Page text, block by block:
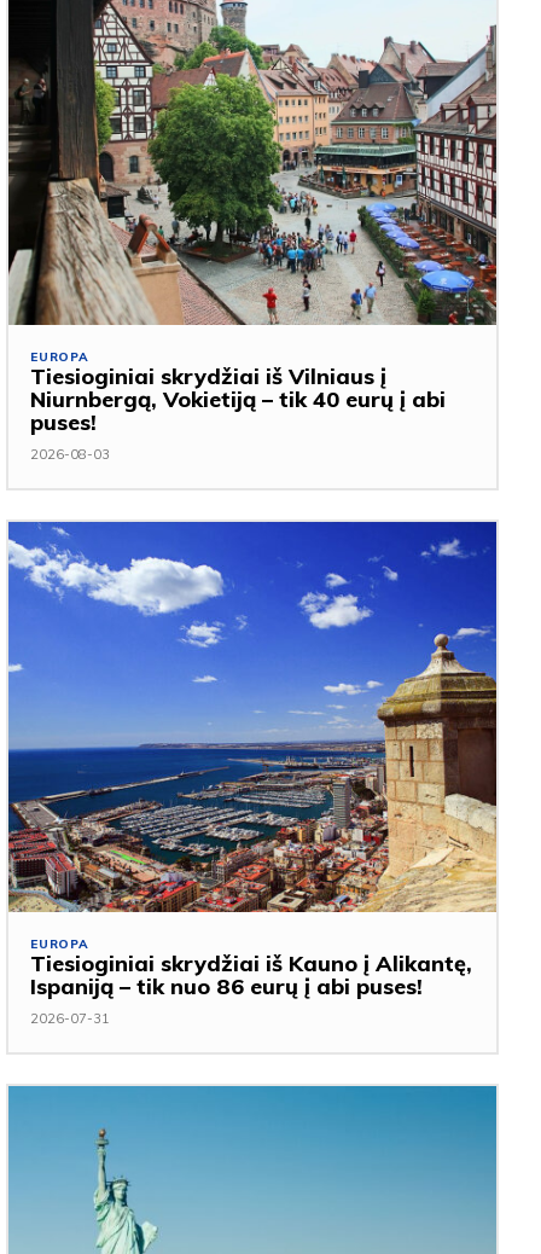
EUROPA
Tiesioginiai skrydžiai iš Vilniaus į
Niurnbergą, Vokietiją – tik 40 eurų į abi
puses!
2026-08-03
EUROPA
Tiesioginiai skrydžiai iš Kauno į Alikantę,
Ispaniją – tik nuo 86 eurų į abi puses!
2026-07-31